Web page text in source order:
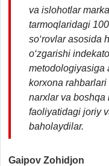
va islohotlar
tarmoqlaridagi
so‘rovlar asosida
o‘zgarishi
metodologiyasiga
korxona
narxlar va boshqa
faoliyatidagi joriy
baholaydilar.
Gaipov Zohidjon